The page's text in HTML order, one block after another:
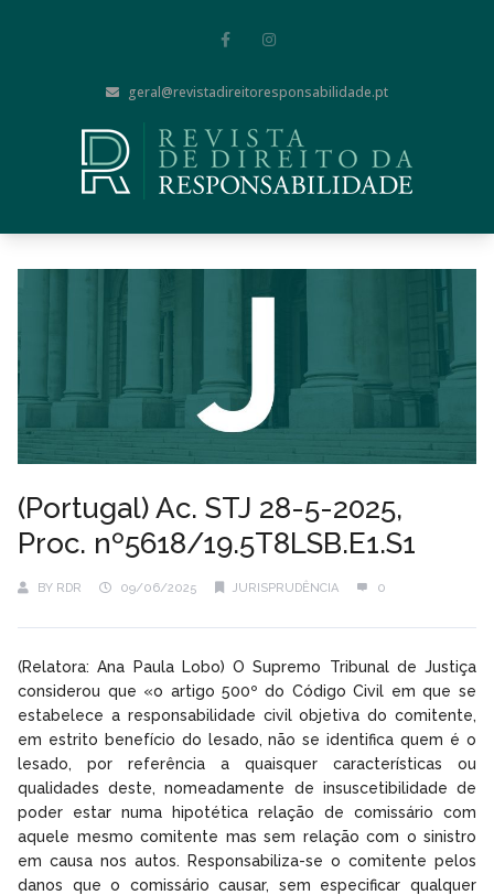
geral@revistadireitoresponsabilidade.pt
(Portugal) Ac. STJ 28-5-2025,
Proc. nº5618/19.5T8LSB.E1.S1
BY RDR 09/06/2025 JURISPRUDÊNCIA 0
(Relatora: Ana Paula Lobo) O Supremo Tribunal de Justiça
considerou que «o artigo 500º do Código Civil em que se
estabelece a responsabilidade civil objetiva do comitente,
em estrito benefício do lesado, não se identifica quem é o
lesado, por referência a quaisquer características ou
qualidades deste, nomeadamente de insuscetibilidade de
poder estar numa hipotética relação de comissário com
aquele mesmo comitente mas sem relação com o sinistro
em causa nos autos. Responsabiliza-se o comitente pelos
danos que o comissário causar, sem especificar qualquer